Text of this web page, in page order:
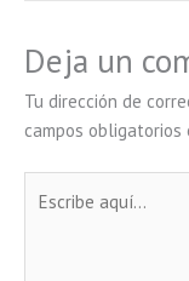
Deja un
Tu dirección de
campos obligatorios
aquí...